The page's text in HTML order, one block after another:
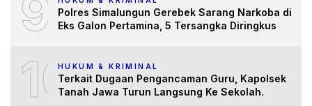
9
Polres Simalungun Gerebek Sarang Narkoba di
Eks Galon Pertamina, 5 Tersangka Diringkus
10HUKUM & KRIMINAL
Terkait Dugaan Pengancaman Guru, Kapolsek
Tanah Jawa Turun Langsung Ke Sekolah.